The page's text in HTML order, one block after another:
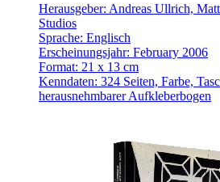
Herausgeber: Andreas Ullrich,
Studios
Sprache: Englisch
Erscheinungsjahr: February 2006
Format: 21 x 13 cm
Kenndaten: 324 Seiten, Farbe,
herausnehmbarer Aufkleberbogen